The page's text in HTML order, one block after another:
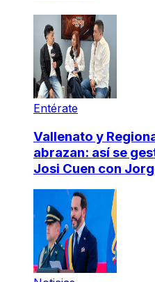
Entérate
Vallenato y
abrazan: así se
Josi Cuen con